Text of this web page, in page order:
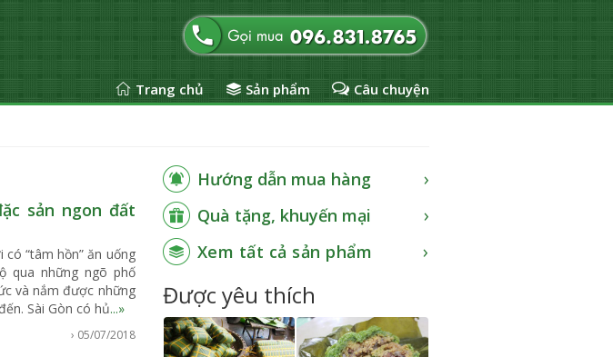
Trang chủ Sản phẩm Câu chuyện
sản ngon đất
“tâm hồn” ăn uống
qua những ngõ phố
và nắm được những
Sài Gòn có hủ...»
› 05/07/2018
Hướng dẫn mua hàng
Quà tặng, khuyến mại
Xem tất cả sản phẩm
Được yêu thích